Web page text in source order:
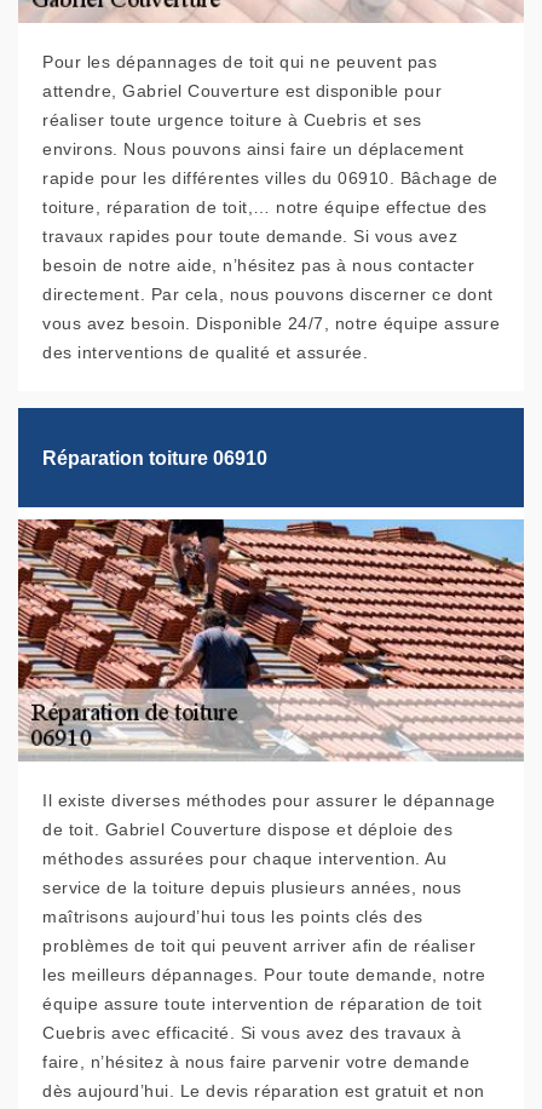
Pour les dépannages de toit qui ne peuvent pas
attendre, Gabriel Couverture est disponible pour
réaliser toute urgence toiture à Cuebris et ses
environs. Nous pouvons ainsi faire un déplacement
rapide pour les différentes villes du 06910. Bâchage de
toiture, réparation de toit,… notre équipe effectue des
travaux rapides pour toute demande. Si vous avez
besoin de notre aide, n’hésitez pas à nous contacter
directement. Par cela, nous pouvons discerner ce dont
vous avez besoin. Disponible 24/7, notre équipe assure
des interventions de qualité et assurée.
Réparation toiture 06910
Il existe diverses méthodes pour assurer le dépannage
de toit. Gabriel Couverture dispose et déploie des
méthodes assurées pour chaque intervention. Au
service de la toiture depuis plusieurs années, nous
maîtrisons aujourd’hui tous les points clés des
problèmes de toit qui peuvent arriver afin de réaliser
les meilleurs dépannages. Pour toute demande, notre
équipe assure toute intervention de réparation de toit
Cuebris avec efficacité. Si vous avez des travaux à
faire, n’hésitez à nous faire parvenir votre demande
dès aujourd’hui. Le devis réparation est gratuit et non